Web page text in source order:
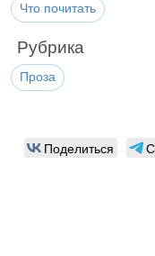
Что почитать
Рубрика
Проза
Поделиться